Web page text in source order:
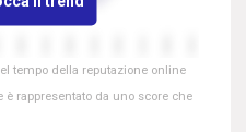
tempo della reputazione online
è rappresentato da uno score che